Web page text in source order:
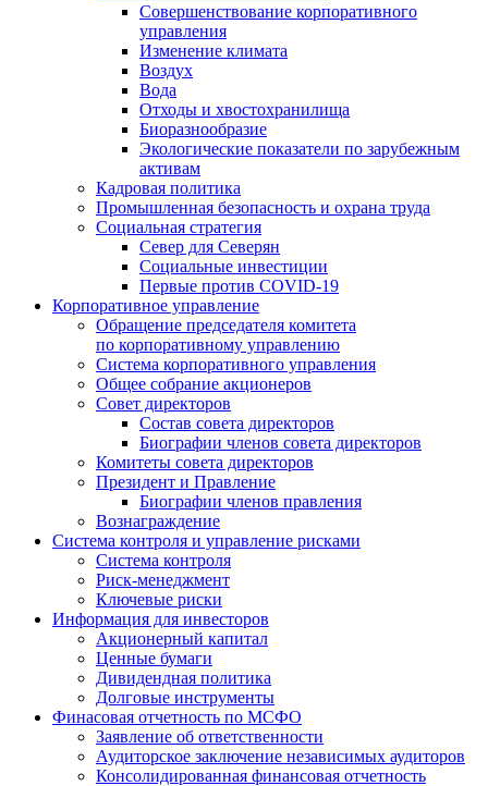
Совершенствование корпоративного
управления
Изменение климата
Воздух
Вода
Отходы и хвостохранилища
Биоразнообразие
Экологические показатели по зарубежным
активам
Кадровая политика
Промышленная безопасность и охрана труда
Социальная стратегия
Север для Северян
Социальные инвестиции
Первые против COVID‑19
Корпоративное управление
Обращение председателя комитета
по корпоративному управлению
Система корпоративного управления
Общее собрание акционеров
Совет директоров
Состав совета директоров
Биографии членов совета директоров
Комитеты совета директоров
Президент и Правление
Биографии членов правления
Вознаграждение
Система контроля и управление рисками
Система контроля
Риск-менеджмент
Ключевые риски
Информация для инвесторов
Акционерный капитал
Ценные бумаги
Дивидендная политика
Долговые инструменты
Финасовая отчетность по МСФО
Заявление об ответственности
Аудиторское заключение независимых аудиторов
Консолидированная финансовая отчетность